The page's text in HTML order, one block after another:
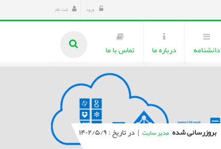
ورود ثبت نام
دانشنامه درباره ما تماس با ما
بروزرسانی شده مدیر سایت | در تاریخ : ۱۴۰۲/۵/۹